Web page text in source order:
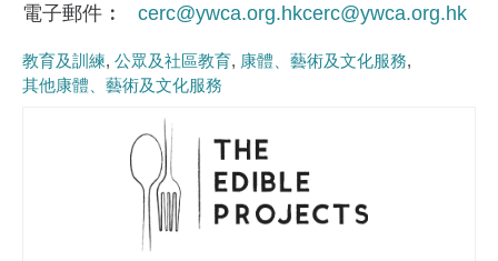
電子郵件
cerc@ywca.org.hkcerc@ywca.org.hk
教育及訓練 公眾及社區教育 康體、藝術及文化服務
其他康體、藝術及文化服務